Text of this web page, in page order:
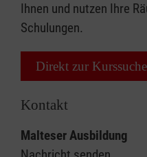
Ihnen und nutzen Ihre
Schulungen.
Direkt zur Kurssuche
Kontakt
Malteser Ausbildung